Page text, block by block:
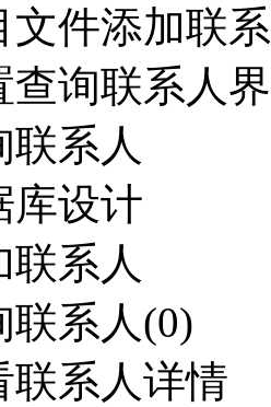
文件添加联
查询联系人
联系人
库设计
联系人
联系人(0)
联系人详情